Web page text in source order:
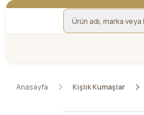
Anasayfa Kışlık Kumaşlar